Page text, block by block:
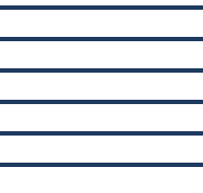
פרסומיים במייל (ניתן
הפרטיות